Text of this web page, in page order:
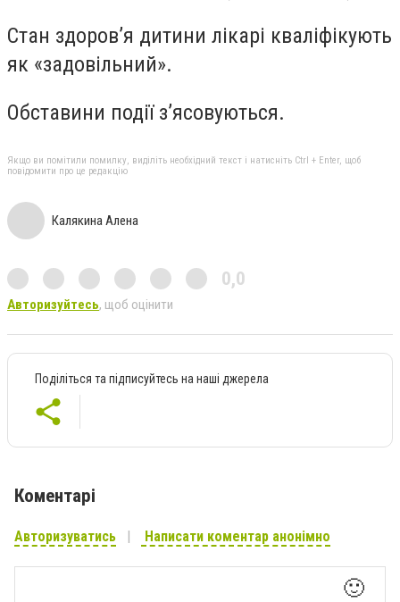
Стан здоров’я дитини лікарі кваліфікують
як «задовільний».
Обставини події з’ясовуються.
Якщо ви помітили помилку, виділіть необхідний текст і натисніть Ctrl + Enter, щоб
повідомити про це редакцію
Калякина Алена
0,0
Авторизуйтесь, щоб оцінити
Поділіться та підписуйтесь на наші джерела
Коментарі
Авторизуватись Написати коментар анонімно
🙂